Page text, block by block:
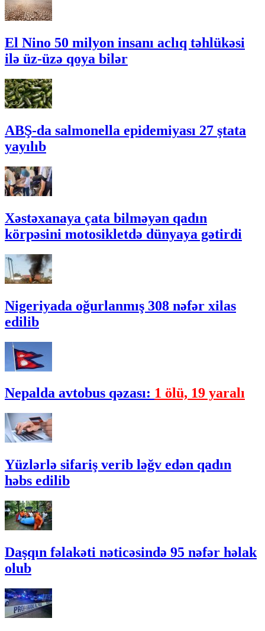
El Nino 50 milyon insanı aclıq təhlükəsi
ilə üz-üzə qoya bilər
ABŞ-da salmonella epidemiyası 27 ştata
yayılıb
Xəstəxanaya çata bilməyən qadın
körpəsini motosikletdə dünyaya gətirdi
Nigeriyada oğurlanmış 308 nəfər xilas
edilib
Nepalda avtobus qəzası: 1 ölü, 19 yaralı
Yüzlərlə sifariş verib ləğv edən qadın
həbs edilib
Daşqın fəlakəti nəticəsində 95 nəfər həlak
olub